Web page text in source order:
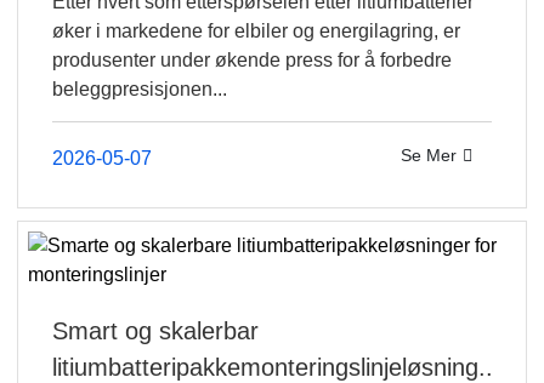
øker i markedene for elbiler og energilagring, er
produsenter under økende press for å forbedre
beleggpresisjonen...
2026-05-07 Se Mer
Smart og skalerbar
litiumbatteripakkemonteringslinjeløsning...